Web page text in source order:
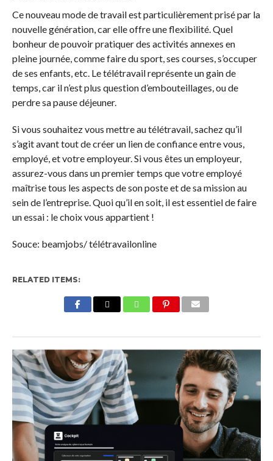
Ce nouveau mode de travail est particulièrement prisé par la
nouvelle génération, car elle offre une flexibilité. Quel
bonheur de pouvoir pratiquer des activités annexes en
pleine journée, comme faire du sport, ses courses, s’occuper
de ses enfants, etc. Le télétravail représente un gain de
temps, car il n’est plus question d’embouteillages, ou de
perdre sa pause déjeuner.
Si vous souhaitez vous mettre au télétravail, sachez qu’il
s’agit avant tout de créer un lien de confiance entre vous,
employé, et votre employeur. Si vous êtes un employeur,
assurez-vous dans un premier temps que votre employé
maîtrise tous les aspects de son poste et de sa mission au
sein de l’entreprise. Quoi qu’il en soit, il est essentiel de faire
un essai : le choix vous appartient !
Souce: beamjobs/ télétravailonline
RELATED ITEMS: